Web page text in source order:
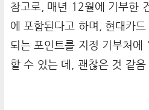
참고로, 매년 12월에 기부한
에 포함된다고 하며, 현대카
되는 포인트를 지정 기부처에
할 수 있는 데, 괜찮은 것 같음